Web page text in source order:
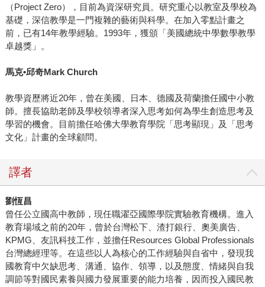
（Project Zero），目前為資深研究員。研究重心以教室及學校為
基礎，深信教學是一門複雜的藝術與科學。在加入零點計畫之
前，已有14年教學經驗。1993年，獲頒「美國總統中學數學教學
卓越獎」。
馬克•邱奇Mark Church
教學資歷將近20年，曾在美國、日本、德國及荷蘭擔任國中小教
師。擅長協助老師及學校領導者深入思考如何為學生創造思考及
學習的機會。目前擔任哈佛大學教育學院「思考顯現」及「思考
文化」計畫的全球顧問。
譯者
劉恆昌
曾任公立國高中教師，現任職濯亞國際學院實驗教育機構。進入
教育場域之前的20年，曾於台灣松下、渣打銀行、奧美廣告、
KPMG、友訊科技工作，並擔任Resources Global Professionals
台灣總經理等。在這些以人為核心的工作經驗與自省中，發現我
國教育中欠缺思考、溝通、協作、領導，以及態度、情緒與自我
調節等對國民素養與國力發展重要的能力培養，因而投入國民教